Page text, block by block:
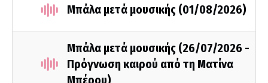
Μπάλα μετά μουσικής (01/08/2026)
Μπάλα μετά μουσικής (26/07/2026 -
Πρόγνωση καιρού από τη Ματίνα